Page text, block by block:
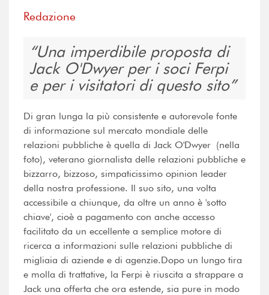
Redazione
Una imperdibile proposta di
Jack O'Dwyer per i soci Ferpi
e per i visitatori di questo sito
Di gran lunga la più consistente e autorevole fonte
di informazione sul mercato mondiale delle
relazioni pubbliche è quella di Jack O'Dwyer (nella
foto), veterano giornalista delle relazioni pubbliche e
bizzarro, bizzoso, simpaticissimo opinion leader
della nostra professione. Il suo sito, una volta
accessibile a chiunque, da oltre un anno è 'sotto
chiave', cioè a pagamento con anche accesso
facilitato da un eccellente a semplice motore di
ricerca a informazioni sulle relazioni pubbliche di
migliaia di aziende e di agenzie.Dopo un lungo tira
e molla di trattative, la Ferpi è riuscita a strappare a
Jack una offerta che ora estende, sia pure in modo